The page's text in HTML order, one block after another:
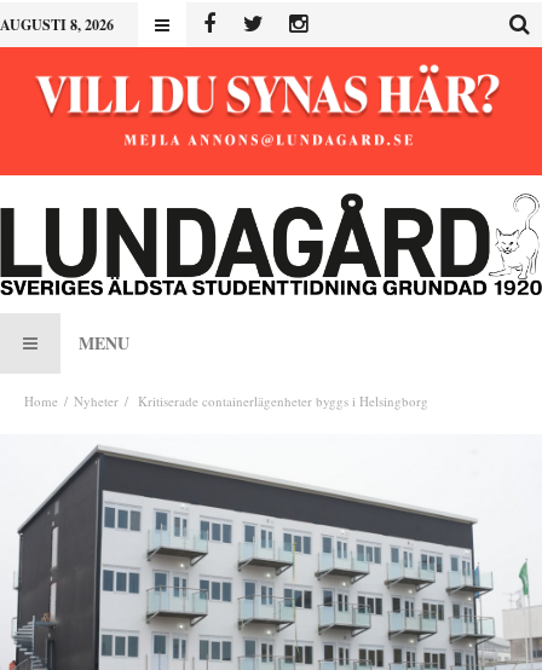
AUGUSTI 8, 2026
MENU
Home Nyheter Kritiserade containerlägenheter byggs i Helsingborg